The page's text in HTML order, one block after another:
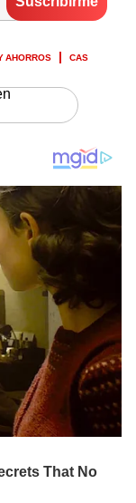
AHORROS CAS